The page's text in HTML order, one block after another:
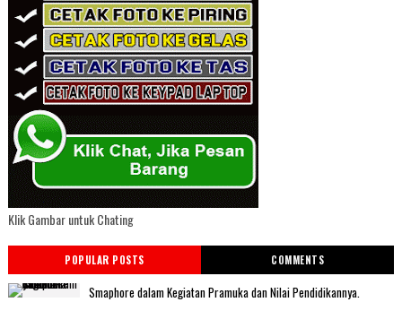
Klik Gambar untuk Chating
POPULAR POSTS COMMENTS
Smaphore dalam Kegiatan Pramuka dan Nilai Pendidikannya.